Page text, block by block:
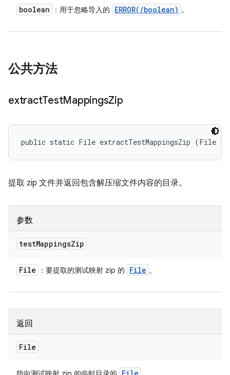
boolean ：用于忽略导入的 ERROR( /boolean) 。
公共方法
extractTestMappingsZip
public static File extractTestMappingsZip (File
提取 zip 文件并返回包含解压缩文件内容的目录。
参数
testMappingsZip
File ：要提取的测试映射 zip 的 File 。
返回
File